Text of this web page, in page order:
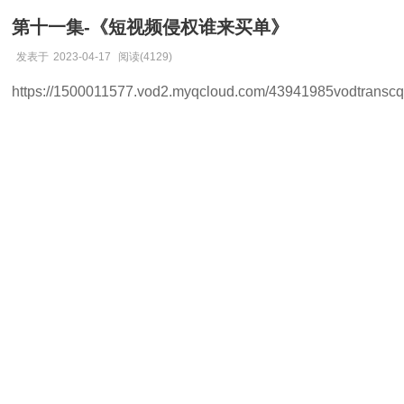
第十一集-《短视频侵权谁来买单》
发表于 2023-04-17 阅读(4129)
https://1500011577.vod2.myqcloud.com/